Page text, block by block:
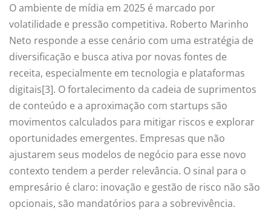
O ambiente de mídia em 2025 é marcado por
volatilidade e pressão competitiva. Roberto Marinho
Neto responde a esse cenário com uma estratégia de
diversificação e busca ativa por novas fontes de
receita, especialmente em tecnologia e plataformas
digitais[3]. O fortalecimento da cadeia de suprimentos
de conteúdo e a aproximação com startups são
movimentos calculados para mitigar riscos e explorar
oportunidades emergentes. Empresas que não
ajustarem seus modelos de negócio para esse novo
contexto tendem a perder relevância. O sinal para o
empresário é claro: inovação e gestão de risco não são
opcionais, são mandatórios para a sobrevivência.